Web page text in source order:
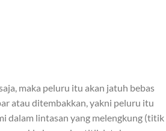
maka peluru itu akan jatuh bebas
atau ditembakkan, yakni peluru itu
dalam lintasan yang melengkung (titik